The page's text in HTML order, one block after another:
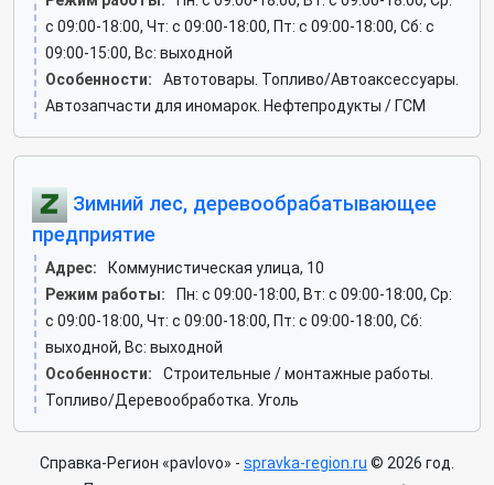
c 09:00-18:00, Чт: c 09:00-18:00, Пт: c 09:00-18:00, Сб: c
09:00-15:00, Вс: выходной
Особенности:
Автотовары. Топливо/Автоаксессуары.
Автозапчасти для иномарок. Нефтепродукты / ГСМ
Зимний лес, деревообрабатывающее
предприятие
Адрес:
Коммунистическая улица, 10
Режим работы:
Пн: c 09:00-18:00, Вт: c 09:00-18:00, Ср:
c 09:00-18:00, Чт: c 09:00-18:00, Пт: c 09:00-18:00, Сб:
выходной, Вс: выходной
Особенности:
Строительные / монтажные работы.
Топливо/Деревообработка. Уголь
Справка-Регион «pavlovo» - spravka-region.ru © 2026 год.